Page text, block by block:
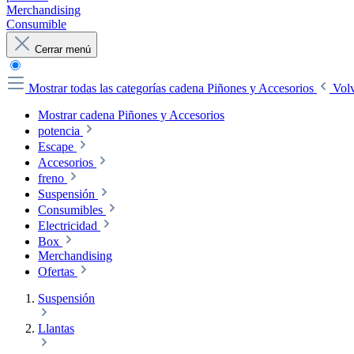
Merchandising
Consumible
Cerrar menú
Mostrar todas las categorías cadena Piñones y Accesorios
Mostrar cadena Piñones y Accesorios
potencia
Escape
Accesorios
freno
Suspensión
Consumibles
Electricidad
Box
Merchandising
Ofertas
Suspensión
Llantas